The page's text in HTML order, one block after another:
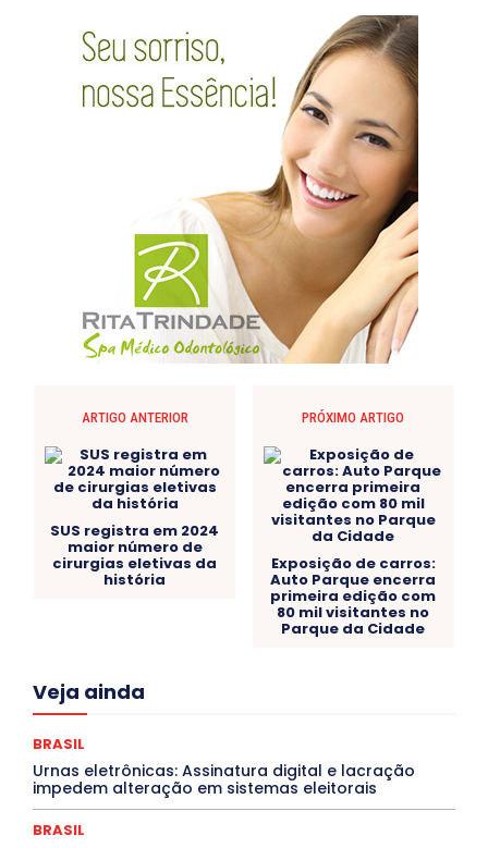
ARTIGO ANTERIOR
SUS registra em 2024
maior número de
cirurgias eletivas da
história
PRÓXIMO ARTIGO
Exposição de carros:
Auto Parque encerra
primeira edição com
80 mil visitantes no
Parque da Cidade
Veja ainda
Acre
Congressuanas & Esplanadumas
Covid-19
Crônica Política Crônicas
CULTURA
Cultura e Tal
DANÇA Dengue
Denuncia
DESTAQUE BRASIL
DESTAQUE DF
DESTAQUE SAÚDE
DESTAQUES OUTROS
BRASIL
Urnas eletrônicas: Assinatura digital e lacração
impedem alteração em sistemas eleitorais
BRASIL